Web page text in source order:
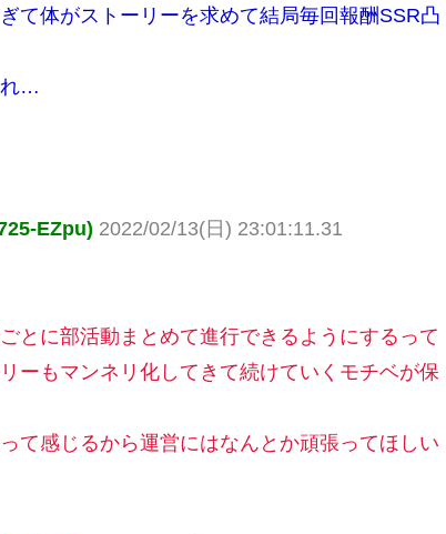
て体がストーリーを求めて結局毎回報酬SSR凸
れ…
EZpu) 2022/02/13(日) 23:01:11.31
とに部活動まとめて進行できるようにするって
ーもマンネリ化してきて続けていくモチベが保
て感じるから運営にはなんとか頑張ってほしい